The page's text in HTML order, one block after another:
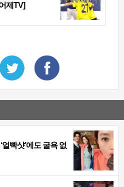
제TV]
빡샷’에도 굴욕 없